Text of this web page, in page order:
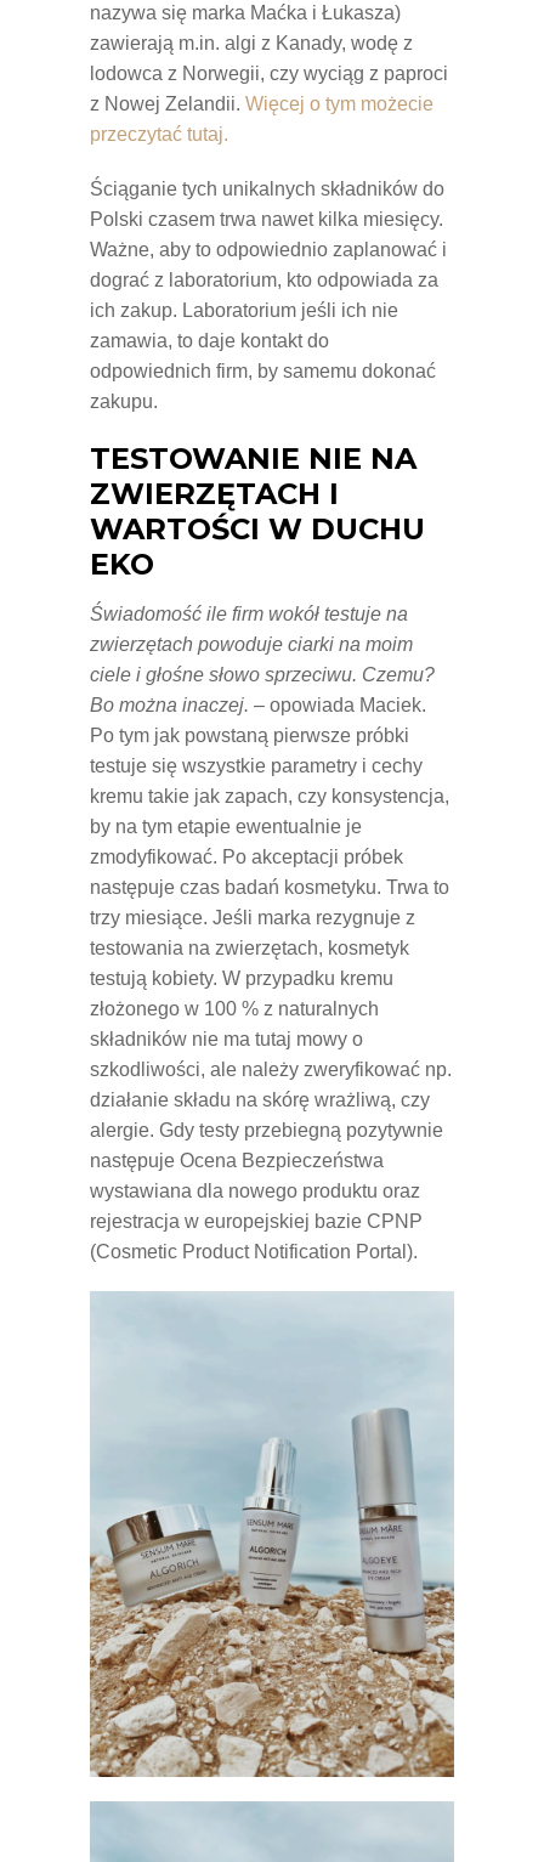
nazywa się marka Maćka i Łukasza)
zawierają m.in. algi z Kanady, wodę z
lodowca z Norwegii, czy wyciąg z paproci
z Nowej Zelandii. Więcej o tym możecie
przeczytać tutaj.
Ściąganie tych unikalnych składników do
Polski czasem trwa nawet kilka miesięcy.
Ważne, aby to odpowiednio zaplanować i
dograć z laboratorium, kto odpowiada za
ich zakup. Laboratorium jeśli ich nie
zamawia, to daje kontakt do
odpowiednich firm, by samemu dokonać
zakupu.
TESTOWANIE NIE NA
ZWIERZĘTACH I
WARTOŚCI W DUCHU
EKO
Świadomość ile firm wokół testuje na
zwierzętach powoduje ciarki na moim
ciele i głośne słowo sprzeciwu. Czemu?
Bo można inaczej. – opowiada Maciek.
Po tym jak powstaną pierwsze próbki
testuje się wszystkie parametry i cechy
kremu takie jak zapach, czy konsystencja,
by na tym etapie ewentualnie je
zmodyfikować. Po akceptacji próbek
następuje czas badań kosmetyku. Trwa to
trzy miesiące. Jeśli marka rezygnuje z
testowania na zwierzętach, kosmetyk
testują kobiety. W przypadku kremu
złożonego w 100 % z naturalnych
składników nie ma tutaj mowy o
szkodliwości, ale należy zweryfikować np.
działanie składu na skórę wrażliwą, czy
alergie. Gdy testy przebiegną pozytywnie
następuje Ocena Bezpieczeństwa
wystawiana dla nowego produktu oraz
rejestracja w europejskiej bazie CPNP
(Cosmetic Product Notification Portal).